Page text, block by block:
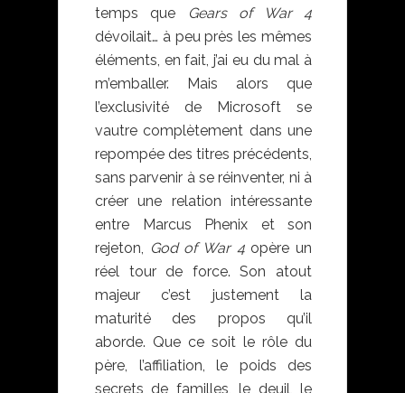
temps que
Gears of War 4
dévoilait… à peu près les mêmes
éléments, en fait, j’ai eu du mal à
m’emballer. Mais alors que
l’exclusivité de Microsoft se
vautre complètement dans une
repompée des titres précédents,
sans parvenir à se réinventer, ni à
créer une relation intéressante
entre Marcus Phenix et son
rejeton, God of War 4opère un
réel tour de force. Son atout
majeur c’est justement la
maturité des propos qu’il
aborde. Que ce soit le rôle du
père, l’affiliation, le poids des
secrets de familles, le deuil, le